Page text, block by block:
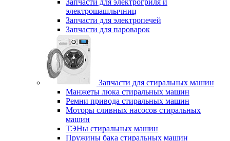
Запчасти для электрогриля и
электрошашлычниц
Запчасти для электропечей
Запчасти для пароварок
Запчасти для стиральных машин
Манжеты люка стиральных машин
Ремни привода стиральных машин
Моторы сливных насосов стиральных
машин
ТЭНы стиральных машин
Пружины бака стиральных машин